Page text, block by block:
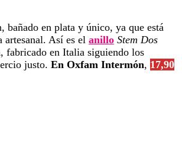
bañado en plata y único, ya que está
artesanal. Así es el anillo Stem Dos
, fabricado en Italia siguiendo los
justo. En Oxfam Intermón, 17,90